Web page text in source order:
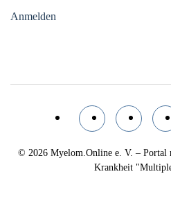
Anmelden
© 2026 Myelom.Online e. V. –
Krankheit